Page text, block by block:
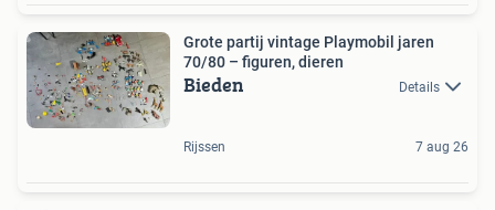
Grote partij vintage Playmobil jaren
70/80 – figuren, dieren
Bieden Details
Rijssen 7 aug 26